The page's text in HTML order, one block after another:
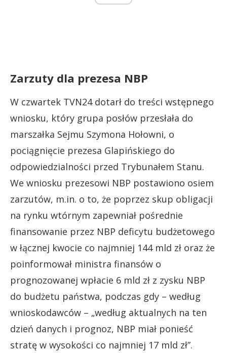
Zarzuty dla prezesa NBP
W czwartek TVN24 dotarł do treści wstępnego
wniosku, który grupa posłów przesłała do
marszałka Sejmu Szymona Hołowni, o
pociągnięcie prezesa Glapińskiego do
odpowiedzialności przed Trybunałem Stanu.
We wniosku prezesowi NBP postawiono osiem
zarzutów, m.in. o to, że poprzez skup obligacji
na rynku wtórnym zapewniał pośrednie
finansowanie przez NBP deficytu budżetowego
w łącznej kwocie co najmniej 144 mld zł oraz że
poinformował ministra finansów o
prognozowanej wpłacie 6 mld zł z zysku NBP
do budżetu państwa, podczas gdy – według
wnioskodawców – „według aktualnych na ten
dzień danych i prognoz, NBP miał ponieść
stratę w wysokości co najmniej 17 mld zł”.